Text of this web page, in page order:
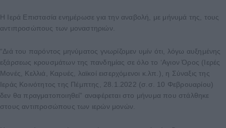
Η Ιερά Επιστασία ενημέρωσε για την αναβολή, με μήνυμά της, τους
αντιπροσώπους των μοναστηριών.
“Διά του παρόντος μηνύματος γνωρίζομεν υμίν ότι, λόγω αυξημένης
εξάρσεως κρουσμάτων της πανδημίας σε όλο το ‘Αγιον Όρος (Ιερές
Μονές, Κελλιά, Καρυές, λαϊκοί εισερχόμενοι κ.λπ.), η Σύναξις της
Ιεράς Κοινότητος της Πέμπτης, 28.1.2022 (σ.σ. 10 Φεβρουαρίου)
δεν θα πραγματοποιηθεί” αναφέρεται στο μήνυμα που στάλθηκε
στους αντιπροσώπους των ιερών μονών.